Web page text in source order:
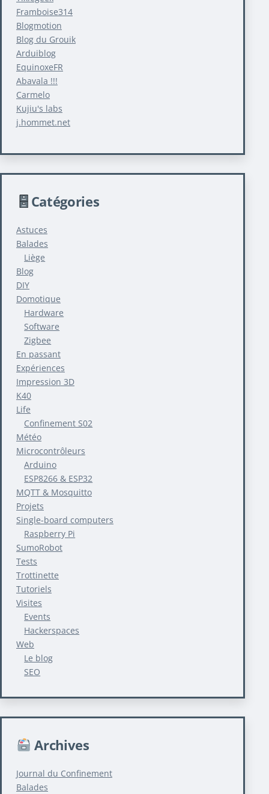
Framboise314
Blogmotion
Blog du Grouik
Arduiblog
EquinoxeFR
Abavala !!!
Carmelo
Kujiu's labs
j.hommet.net
Catégories
Astuces
Balades
Liège
Blog
DIY
Domotique
Hardware
Software
Zigbee
En passant
Expériences
Impression 3D
K40
Life
Confinement S02
Météo
Microcontrôleurs
Arduino
ESP8266 & ESP32
MQTT & Mosquitto
Projets
Single-board computers
Raspberry Pi
SumoRobot
Tests
Trottinette
Tutoriels
Visites
Events
Hackerspaces
Web
Le blog
SEO
Archives
Journal du Confinement
Balades